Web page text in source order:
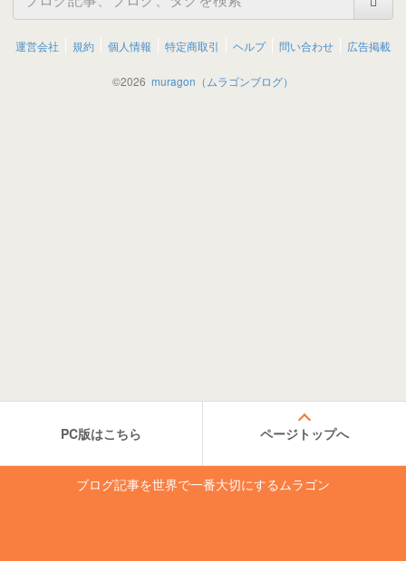
運営会社 規約 個人情報 特定商取引 ヘルプ 問い合わせ 広告掲載
©2026 muragon（ムラゴンブログ）
PC版はこちら ページトップへ
ブログ記事を世界で一番大切にするムラゴン